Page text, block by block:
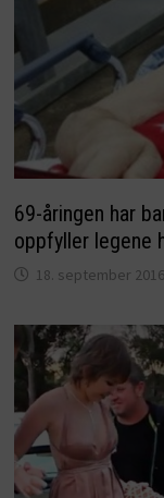
69-åringen har
oppfyller legene
18. september 2016